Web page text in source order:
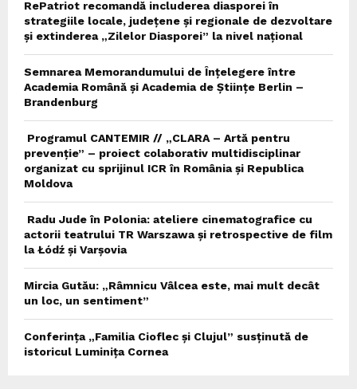
RePatriot recomandă includerea diasporei în
strategiile locale, județene și regionale de dezvoltare
și extinderea „Zilelor Diasporei” la nivel național
Semnarea Memorandumului de Înțelegere între
Academia Română și Academia de Științe Berlin –
Brandenburg
Programul CANTEMIR // „CLARA – Artă pentru
prevenție” – proiect colaborativ multidisciplinar
organizat cu sprijinul ICR în România și Republica
Moldova
Radu Jude în Polonia: ateliere cinematografice cu
actorii teatrului TR Warszawa și retrospective de film
la Łódź și Varșovia
Mircia Gutău: „Râmnicu Vâlcea este, mai mult decât
un loc, un sentiment”
Conferința „Familia Cioflec și Clujul” susținută de
istoricul Luminița Cornea